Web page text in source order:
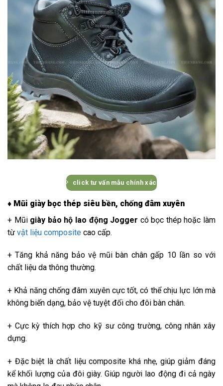
click tư vấn mẫu chính xác
♦ Mũi giày bọc thép siêu bền, chống đâm xuyên
+ Mũi giày bảo hộ lao động Jogger có bọc thép hoặc làm
từ vật liệu composite cao cấp.
+ Tăng khả năng bảo vệ mũi bàn chân gấp 10 lần so với
chất liệu da thông thường.
+ Khả năng chống đâm xuyên cực tốt, có thể chịu lực lớn mà
không biến dạng, bảo vệ tuyệt đối cho đôi bàn chân.
+ Cực kỳ thích hợp cho kỹ sư công trường, công nhân xây
dựng.
+ Đặc biệt là chất liệu composite khá nhẹ, giúp giảm đáng
kể khối lượng của đôi giày. Giúp người lao động đi cả ngày